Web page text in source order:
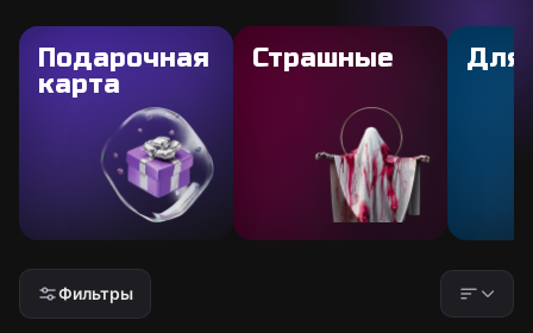
Подарочная
карта
Страшные Для
Фильтры